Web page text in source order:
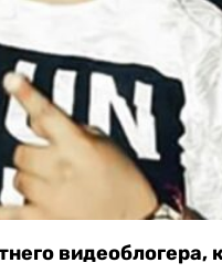
видеоблогера,